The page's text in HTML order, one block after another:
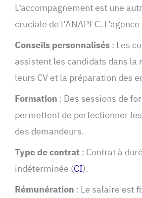
L’accompagnement est une
cruciale de l’ANAPEC.
Conseils personnalisés: Les
assistent les candidats dans la
leurs CV et la préparation des
Formation : Des sessions de
permettent de perfectionner
des demandeurs.
Type de contrat: Contrat à
indéterminée (CI).
Rémunération : Le salaire est